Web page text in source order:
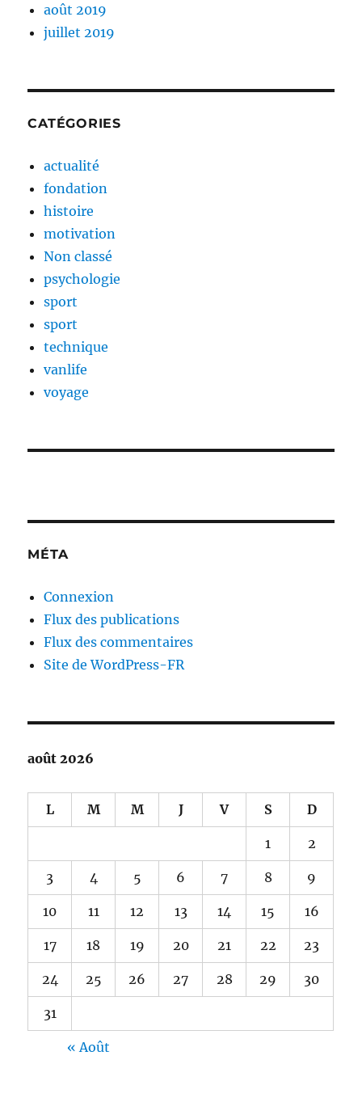
août 2019
juillet 2019
CATÉGORIES
actualité
fondation
histoire
motivation
Non classé
psychologie
sport
sport
technique
vanlife
voyage
MÉTA
Connexion
Flux des publications
Flux des commentaires
Site de WordPress-FR
août 2026
L M M J V S D
1 2
3 4 5 6 7 8 9
10 11 12 13 14 15 16
17 18 19 20 21 22 23
24 25 26 27 28 29 30
31
« Août